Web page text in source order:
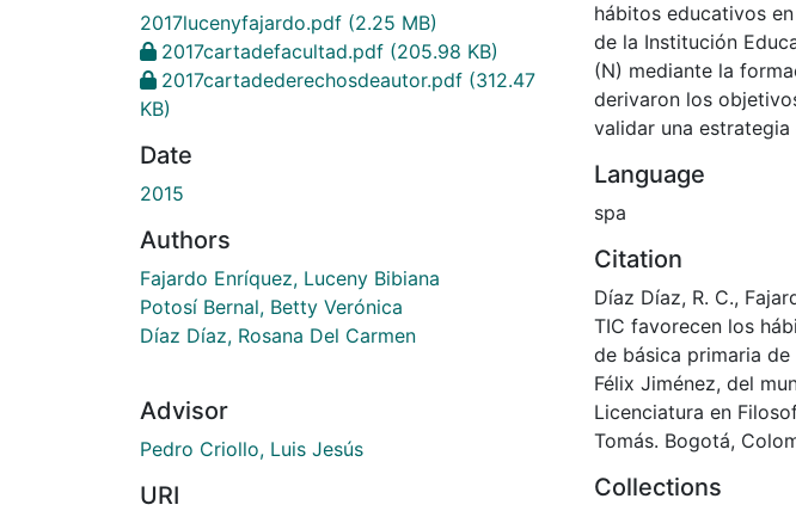
2017lucenyfajardo.pdf (2.25 MB)
2017cartadefacultad.pdf (205.98 KB)
2017cartadederechosdeautor.pdf (312.47
KB)
Date
2015
Authors
Fajardo Enríquez, Luceny Bibiana
Potosí Bernal, Betty Verónica
Díaz Díaz, Rosana Del Carmen
Advisor
Pedro Criollo, Luis Jesús
URI
hábitos educativos
de la Institución
(N) mediante la
derivaron los
validar una
Language
spa
Citation
Díaz Díaz, R. C.,
TIC favorecen los
de básica primaria
Félix Jiménez, del
Licenciatura en
Tomás. Bogotá,
Collections